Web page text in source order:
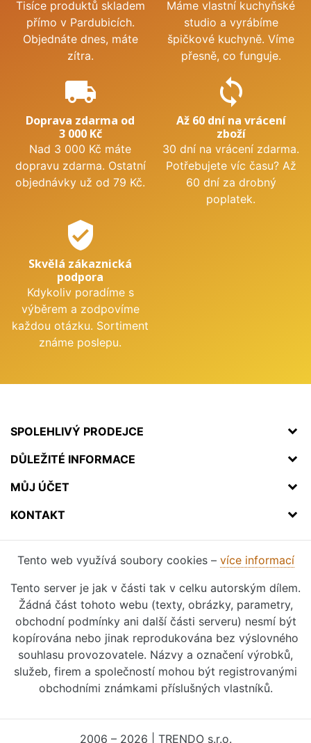
Tisíce produktů skladem
přímo v Pardubicích.
Objednáte dnes, máte
zítra.
Máme vlastní kuchyňské
studio a vyrábíme
špičkové kuchyně. Víme
přesně, co funguje.
local_shipping
Doprava zdarma od
3 000 Kč
Nad 3 000 Kč máte
dopravu zdarma. Ostatní
objednávky už od 79 Kč.
sync
Až 60 dní na vrácení
zboží
30 dní na vrácení zdarma.
Potřebujete víc času? Až
60 dní za drobný
poplatek.
verified_user
Skvělá zákaznická
podpora
Kdykoliv poradíme s
výběrem a zodpovíme
každou otázku. Sortiment
známe poslepu.
SPOLEHLIVÝ PRODEJCE
DŮLEŽITÉ INFORMACE
MŮJ ÚČET
KONTAKT
Tento web využívá soubory cookies – více informací
Tento server je jak v části tak v celku autorským dílem.
Žádná část tohoto webu (texty, obrázky, parametry,
obchodní podmínky ani další části serveru) nesmí být
kopírována nebo jinak reprodukována bez výslovného
souhlasu provozovatele. Názvy a označení výrobků,
služeb, firem a společností mohou být registrovanými
obchodními známkami příslušných vlastníků.
2006 – 2026 | TRENDO s.r.o.